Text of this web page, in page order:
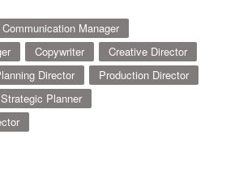
Communication Manager
Copywriter
Creative Director
Director
Production Director
Strategic Planner